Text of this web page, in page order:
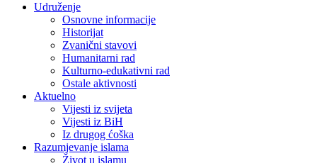
Udruženje
Osnovne informacije
Historijat
Zvanični stavovi
Humanitarni rad
Kulturno-edukativni rad
Ostale aktivnosti
Aktuelno
Vijesti iz svijeta
Vijesti iz BiH
Iz drugog ćoška
Razumjevanje islama
Život u islamu